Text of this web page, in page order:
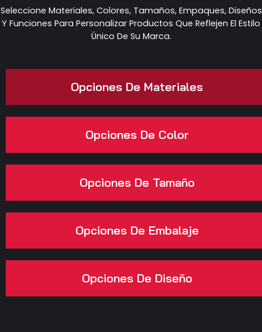
Seleccione Materiales, Colores, Tamaños, Empaques, Diseños
Y Funciones Para Personalizar Productos Que Reflejen El Estilo
Único De Su Marca.
Opciones De Materiales
Opciones De Color
Opciones De Tamaño
Opciones De Embalaje
Opciones De Diseño